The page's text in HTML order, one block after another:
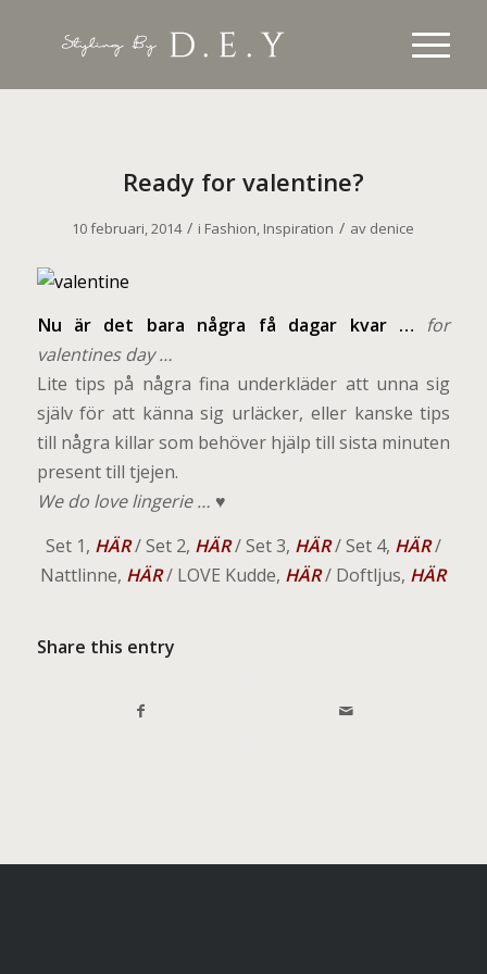
Ready for valentine?
10 februari, 2014 / i Fashion, Inspiration / av denice
Nu är det bara några få dagar kvar … for
valentines day …
Lite tips på några fina underkläder att unna sig
själv för att känna sig urläcker, eller kanske tips
till några killar som behöver hjälp till sista minuten
present till tjejen.
We do love lingerie … ♥
Set 1, HÄR/ Set 2, HÄR/ Set 3, HÄR/ Set 4, HÄR/
Nattlinne, HÄR/ LOVE Kudde, HÄR/ Doftljus, HÄR
Share this entry